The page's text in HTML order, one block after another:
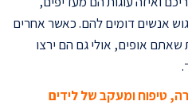
אנשים דומים להם. כאשר אחרים
שאתם אופים, אולי גם הם ירצו
טיפוח ומעקב של לידים